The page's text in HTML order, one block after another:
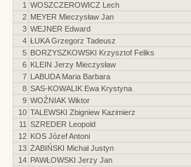
1 WOSZCZEROWICZ Lech
2 MEYER Mieczysław Jan
3 WEJNER Edward
4 ŁUKA Grzegorz Tadeusz
5 BORZYSZKOWSKI Krzysztof Feliks
6 KLEIN Jerzy Mieczysław
7 LABUDA Maria Barbara
8 SAS-KOWALIK Ewa Krystyna
9 WOŹNIAK Wiktor
10 TALEWSKI Zbigniew Kazimierz
11 SZREDER Leopold
12 KOS Józef Antoni
13 ŻABIŃSKI Michał Justyn
14 PAWŁOWSKI Jerzy Jan